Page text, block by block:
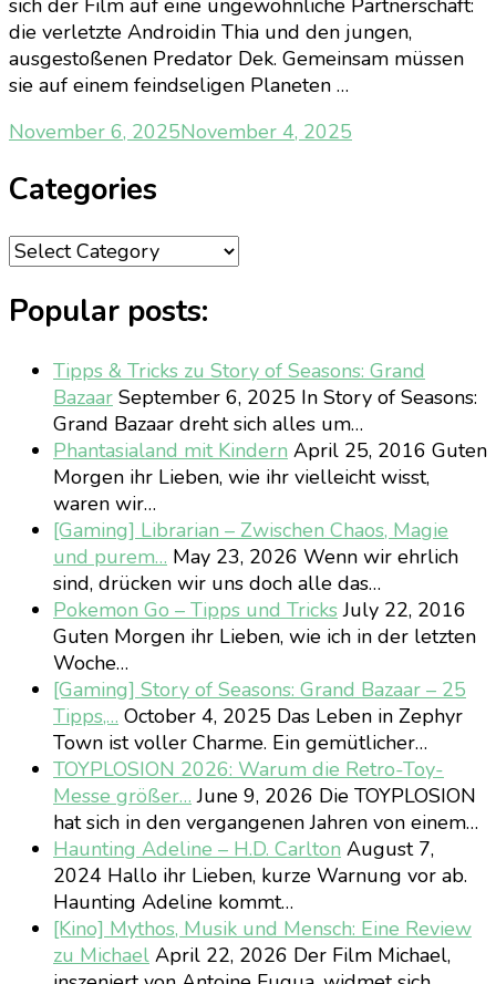
sich der Film auf eine ungewöhnliche Partnerschaft:
die verletzte Androidin Thia und den jungen,
ausgestoßenen Predator Dek. Gemeinsam müssen
sie auf einem feindseligen Planeten …
November 6, 2025November 4, 2025
Categories
Categories
Popular posts:
Tipps & Tricks zu Story of Seasons: Grand
Bazaar September 6, 2025 In Story of Seasons:
Grand Bazaar dreht sich alles um…
Phantasialand mit Kindern April 25, 2016 Guten
Morgen ihr Lieben, wie ihr vielleicht wisst,
waren wir…
[Gaming] Librarian – Zwischen Chaos, Magie
und purem… May 23, 2026 Wenn wir ehrlich
sind, drücken wir uns doch alle das…
Pokemon Go – Tipps und TricksJuly 22, 2016
Guten Morgen ihr Lieben, wie ich in der letzten
Woche…
[Gaming] Story of Seasons: Grand Bazaar – 25
Tipps,… October 4, 2025 Das Leben in Zephyr
Town ist voller Charme. Ein gemütlicher…
TOYPLOSION 2026: Warum die Retro-Toy-
Messe größer… June 9, 2026 Die TOYPLOSION
hat sich in den vergangenen Jahren von einem…
Haunting Adeline – H.D. Carlton August 7,
2024 Hallo ihr Lieben, kurze Warnung vor ab.
Haunting Adeline kommt…
[Kino] Mythos, Musik und Mensch: Eine Review
zu Michael April 22, 2026 Der Film Michael,